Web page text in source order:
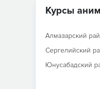
Курсы
Алмазарский
Сергелийский
Юнусабадский